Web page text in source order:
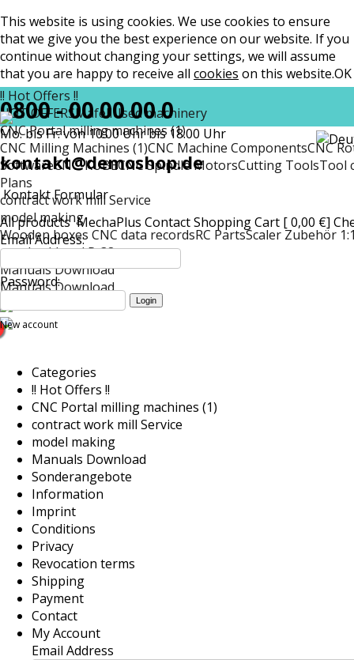
This website is using cookies. We use cookies to ensure
that we give you the best experience on our website. If you
continue without changing your settings, we will assume
that you are happy to receive all cookies on this website.OK
!! Hot Offers !!
HOT OFFERSMafellUsed machinery
CNC Portal milling machines (1)
CNC Milling Machines (1)CNC Machine ComponentsCNC
SoftwareCNC-KUBECNC Spindle MotorsCutting ToolsTool
Plans
contract work mill Service
model making
Wooden boxes CNC data recordsRC PartsScaler Zubehör
mattLockheed P-38
Manuals Download
Manuals Download
0800 - 00 00 00 0
Mo. bis Fr. von 10:00 Uhr bis 18:00 Uhr
kontakt@demoshop.de
Kontakt Formular
All productsMechaPlus ContactShopping Cart [ 0,00 €]
Email Address:
Password:
New account
Categories
!! Hot Offers !!
CNC Portal milling machines (1)
contract work mill Service
model making
Manuals Download
Sonderangebote
Information
Imprint
Conditions
Privacy
Revocation terms
Shipping
Payment
Contact
My Account
Email Address